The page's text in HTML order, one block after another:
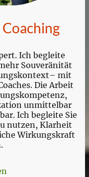
Ich begleite
Souveränität
mit
Die Arbeit
unmittelbar
Ich begleite Sie
nutzen, Klarheit
Wirkungskraft